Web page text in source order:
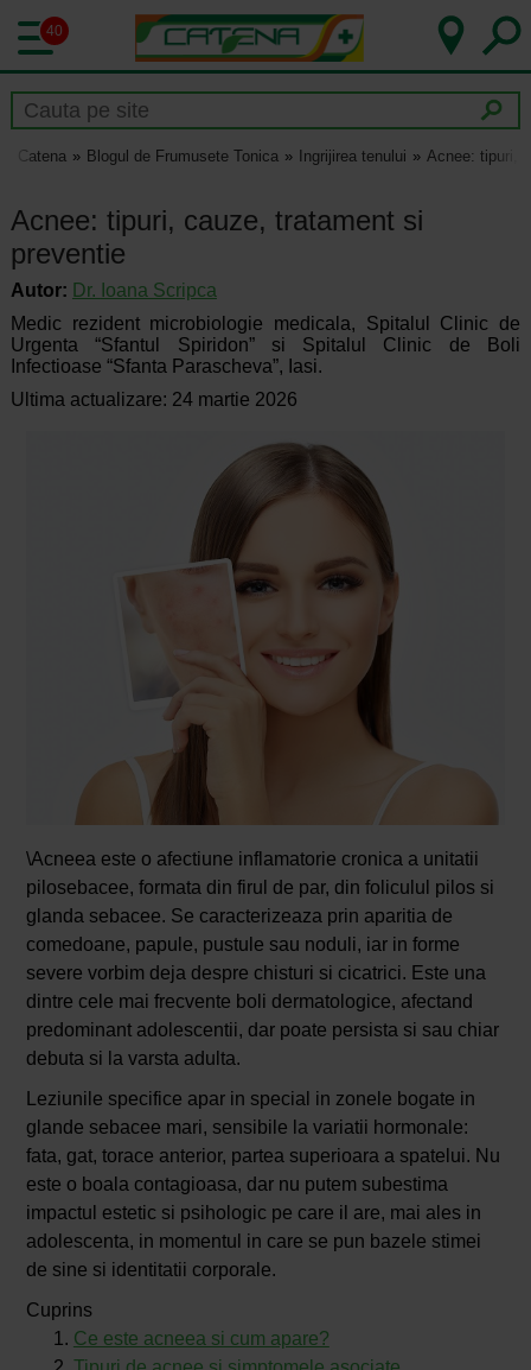
40
Catena Blogul de Frumusete Tonica Ingrijirea tenului Acnee: tipuri,
Acnee: tipuri, cauze, tratament si
preventie
Autor: Dr. Ioana Scripca
Medic rezident microbiologie medicala, Spitalul Clinic de
Urgenta “Sfantul Spiridon” si Spitalul Clinic de Boli
Infectioase “Sfanta Parascheva”, Iasi.
Ultima actualizare: 24 martie 2026
\Acneea este o afectiune inflamatorie cronica a unitatii
pilosebacee, formata din firul de par, din foliculul pilos si
glanda sebacee. Se caracterizeaza prin aparitia de
comedoane, papule, pustule sau noduli, iar in forme
severe vorbim deja despre chisturi si cicatrici. Este una
dintre cele mai frecvente boli dermatologice, afectand
predominant adolescentii, dar poate persista si sau chiar
debuta si la varsta adulta.
Leziunile specifice apar in special in zonele bogate in
glande sebacee mari, sensibile la variatii hormonale:
fata, gat, torace anterior, partea superioara a spatelui. Nu
este o boala contagioasa, dar nu putem subestima
impactul estetic si psihologic pe care il are, mai ales in
adolescenta, in momentul in care se pun bazele stimei
de sine si identitatii corporale.
Cuprins
Ce este acneea si cum apare?